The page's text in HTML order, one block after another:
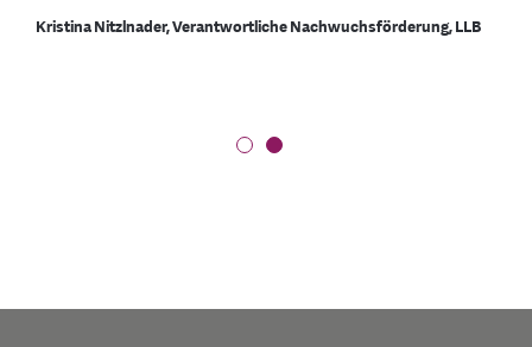
Informatikstudent, OST - Ostschweizer Fachhochschule
Kristina Nitzlnader, Verantwortliche Nachwuchsförderung,LLB